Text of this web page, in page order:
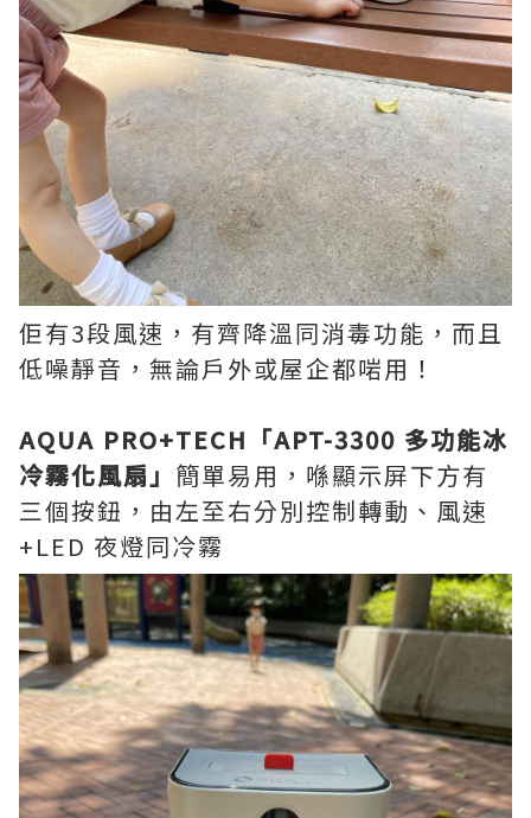
佢有3段風速，有齊降溫同消毒功能，而且
低噪靜音，無論戶外或屋企都啱用！
AQUA PRO+TECH「APT-3300 多功能冰
冷霧化風扇」 簡單易用，喺顯示屏下方有
三個按鈕，由左至右分別控制轉動、風速
+LED 夜燈同冷霧